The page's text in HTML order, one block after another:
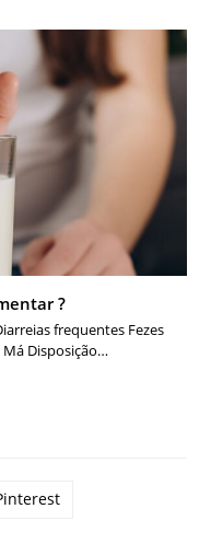
?
frequentes Fezes
Disposição…